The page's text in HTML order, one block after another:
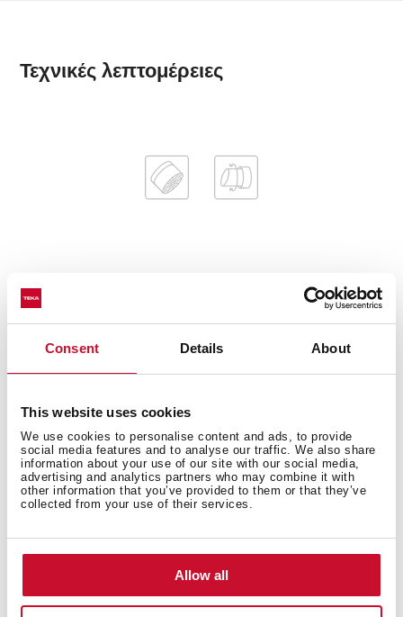
Consent Details About
This website uses cookies
We use cookies to personalise content and ads, to provide
social media features and to analyse our traffic. We also share
information about your use of our site with our social media,
advertising and analytics partners who may combine it with
other information that you’ve provided to them or that they’ve
collected from your use of their services.
Allow all
Τεχνικές λεπτομέρειες
Εσωτερικές διαστάσεις
Μπορεί επίσης να σας ενδιαφέρουν